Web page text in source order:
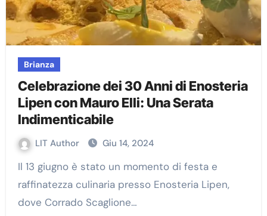
Brianza
Celebrazione dei 30 Anni di Enosteria
Lipen con Mauro Elli: Una Serata
Indimenticabile
LIT Author Giu 14, 2024
Il 13 giugno è stato un momento di festa e
raffinatezza culinaria presso Enosteria Lipen,
dove Corrado Scaglione…